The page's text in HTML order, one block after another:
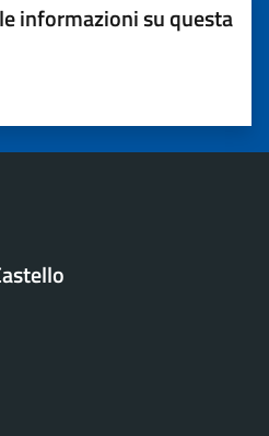
informazioni su questa
su 5
su 5